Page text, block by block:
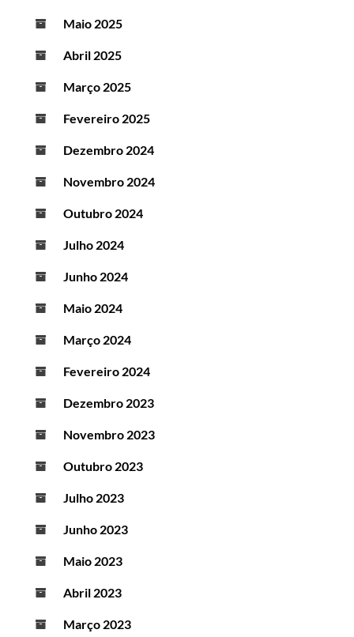
Maio 2025
Abril 2025
Março 2025
Fevereiro 2025
Dezembro 2024
Novembro 2024
Outubro 2024
Julho 2024
Junho 2024
Maio 2024
Março 2024
Fevereiro 2024
Dezembro 2023
Novembro 2023
Outubro 2023
Julho 2023
Junho 2023
Maio 2023
Abril 2023
Março 2023